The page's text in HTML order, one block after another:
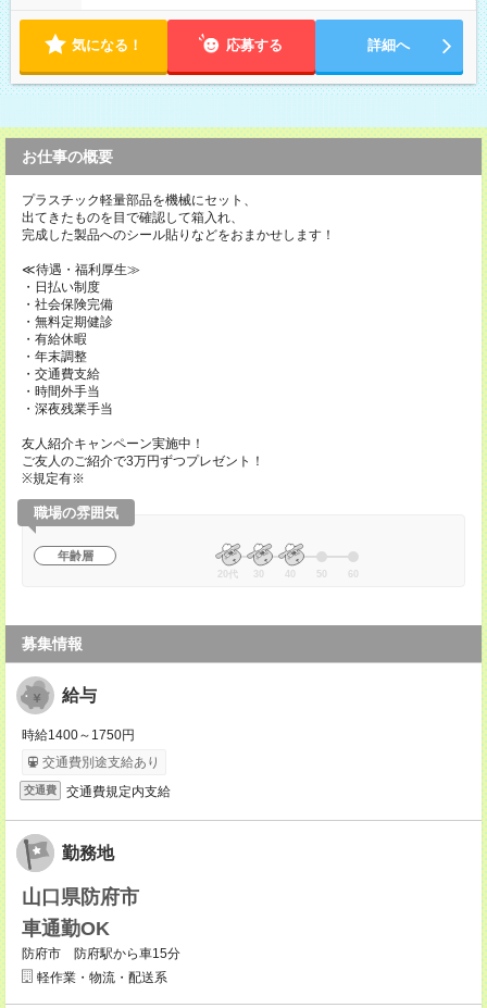
気になる！ 応募する 詳細へ
お仕事の概要
プラスチック軽量部品を機械にセット、
出てきたものを目で確認して箱入れ、
完成した製品へのシール貼りなどをおまかせします！
≪待遇・福利厚生≫
・日払い制度
・社会保険完備
・無料定期健診
・有給休暇
・年末調整
・交通費支給
・時間外手当
・深夜残業手当
友人紹介キャンペーン実施中！
ご友人のご紹介で3万円ずつプレゼント！
※規定有※
職場の雰囲気
年齢層
20代 30 40 50 60
募集情報
給与
時給1400～1750円
交通費別途支給あり
交通費 交通費規定内支給
勤務地
山口県防府市
車通勤OK
防府市 防府駅から車15分
軽作業・物流・配送系